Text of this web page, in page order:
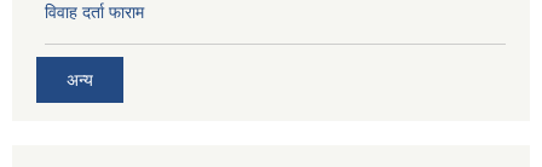
विवाह दर्ता फाराम
अन्य